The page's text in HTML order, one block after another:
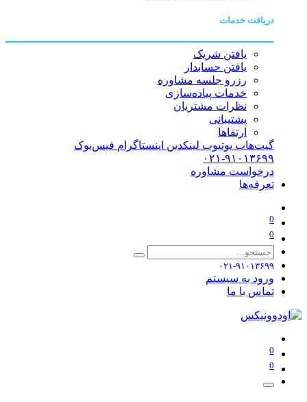
دریافت خدمات
یافتن شریک
یافتن حسابدار
رزرو جلسه مشاوره
خدمات پیاده‌سازی
نظرات مشتریان
پشتیبانی
ارتقاها
گیت‌هاب یوتیوب لینکدین اینستاگرام فیس‌بوک
۰۲۱-۹۱۰۱۳۶۹۹
درخواست مشاوره
تعرفه‌ها
0
0
۰۲۱-۹۱۰۱۳۶۹۹
ورود به سیستم
تماس با ما
0
0